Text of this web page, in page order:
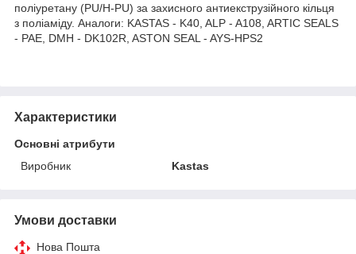
поліуретану (PU/H-PU) за захисного антиекструзійного кільця
з поліаміду. Аналоги: KASTAS - K40, ALP - A108, ARTIC SEALS
- PAE, DMH - DK102R, ASTON SEAL - AYS-HPS2
Характеристики
Основні атрибути
Виробник
Kastas
Умови доставки
Нова Пошта